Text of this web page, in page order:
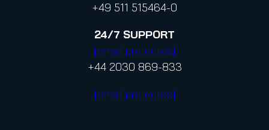
+49 511 515464-0
24/7 SUPPORT
[email protected]
+44 2030 869-833
[email protected]